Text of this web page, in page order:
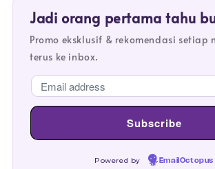
Jadi orang pertama tahu
Promo eksklusif & rekomendasi
terus ke inbox.
Powered by EmailOctopus